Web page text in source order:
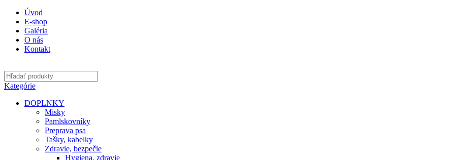
Úvod
E-shop
Galéria
O nás
Kontakt
Kategórie
DOPLNKY
Misky
Pamlskovníky
Preprava psa
Tašky, kabelky
Zdravie, bezpečie
Hygiena, zdravie